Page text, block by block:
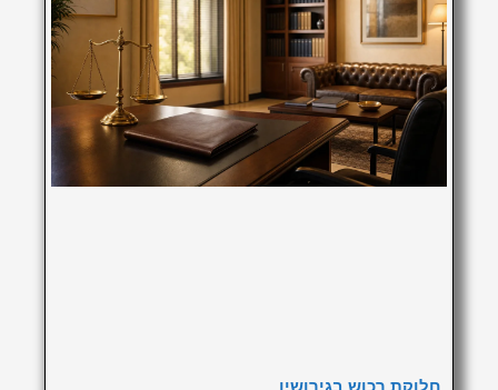
חלוקת רכוש בגירושין